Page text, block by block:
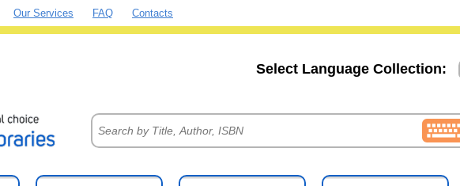
Our Services FAQ Contacts
Select Language Collection: